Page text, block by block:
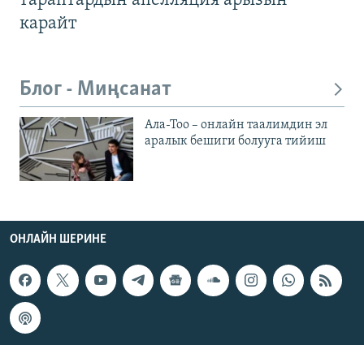
карайт
Блог - Миңсанат
Ала-Тоо – онлайн таалимдин эл
аралык бешиги болууга тийиш
ОНЛАЙН ШЕРИНЕ